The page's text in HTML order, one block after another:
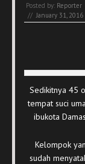
Posted by: Reporter
// January 31, 2016
Sedikitnya 45
tempat suci
ibukota
Kelompok
sudah